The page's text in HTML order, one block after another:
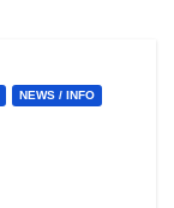
NEWS / INFO